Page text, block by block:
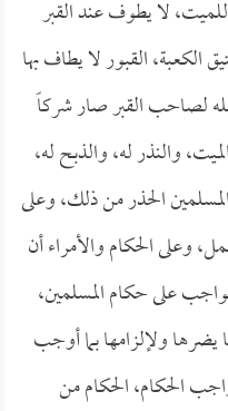
لا يطوف عند القبر
القبور لا يطاف بها
لصاحب القبر صار شركاً
والنذر له، والذبح له،
الحذر من ذلك، وعلى
وعلى الحكام والأمراء أن
على حكام المسلمين،
يضرها ولإلزامها بما أوجب
الحكام، الحكام من